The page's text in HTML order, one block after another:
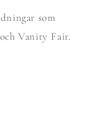
som
Vanity Fair.